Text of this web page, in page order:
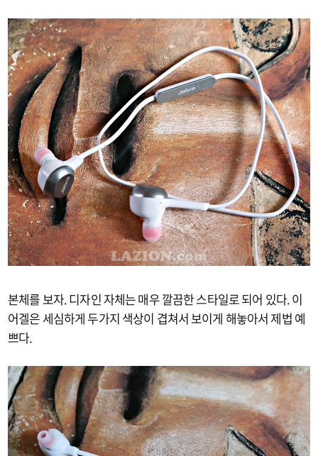
본체를 보자. 디자인 자체는 매우 깔끔한 스타일로 되어 있다. 이
어겔은 세심하게 두가지 색상이 겹쳐서 보이게 해놓아서 제법 예
쁘다.